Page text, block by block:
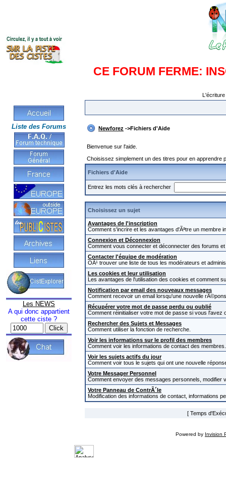
CE FORUM FERME:
Liste des Forums
Les NEWS
A qui donc appartient
cette ciste ?
Newforez ->Fichiers d'Aide
Bienvenue sur l'aide.
Choisissez simplement un des titres pour en
Fichiers d'Aide
Entrez les mots clés à rechercher
Choisissez un sujet
Avantages de l'inscription
Comment s'incrire et les avantages d'Ãªtre un membre
Connexion et Déconnexion
Comment vous connecter et déconnecter des forums
Contacter l'équipe de modération
OÃ¹ trouver une liste de tous les modérateurs et
Les cookies et leur utilisation
Les avantages de l'utilisation des cookies et comment
Notification par email des nouveaux messages
Comment recevoir un email lorsqu'une nouvelle
Récupérer votre mot de passe perdu ou oublié
Comment réinitialiser votre mot de passe si vous l'avez
Rechercher des Sujets et Messages
Comment utiliser la fonction de recherche.
Voir les informations sur le profil des membres
Comment voir les informations de contact des membres.
Voir les sujets actifs du jour
Comment voir tous le sujets qui ont une nouvelle
Votre Messager Personnel
Comment envoyer des messages personnels,
Votre Panneau de ContrÃ´le
Modification des informations de contact, informations
[ Temps
Powered by Invision